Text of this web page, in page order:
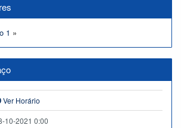
1 »
Ver Horário
10-2021 0:00